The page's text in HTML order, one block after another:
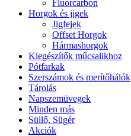
Fluorcarbon
Horgok és jigek
Jigfejek
Offset Horgok
Hármashorgok
Kiegészítők műcsalikhoz
Pótfarkak
Szerszámok és merítőhálók
Tárolás
Napszemüvegek
Minden más
Süllő, Sügér
Akciók